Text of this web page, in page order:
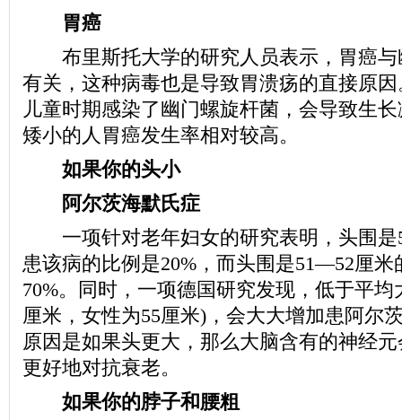
胃癌
布里斯托大学的研究人员表示，胃癌与
有关，这种病毒也是导致胃溃疡的直接原
儿童时期感染了幽门螺旋杆菌，会导致生
矮小的人胃癌发生率相对较高。
如果你的头小
阿尔茨海默氏症
一项针对老年妇女的研究表明，头围是
患该病的比例是20%，而头围是51—52厘米
70%。同时，一项德国研究发现，低于平均
厘米，女性为55厘米)，会大大增加患阿尔
原因是如果头更大，那么大脑含有的神经
更好地对抗衰老。
如果你的脖子和腰粗